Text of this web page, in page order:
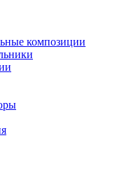
композиции